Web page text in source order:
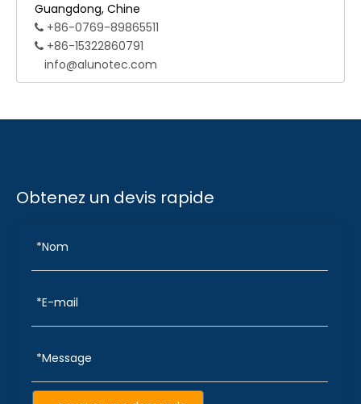
Guangdong, Chine
 +86-0769-89865511
 +86-15322860791
info@alunotec.com
Obtenez un devis rapide